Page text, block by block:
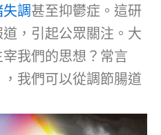
調甚至抑鬱症。這研
，引起公眾關注。大
我們的思想？常言
我們可以從調節腸道